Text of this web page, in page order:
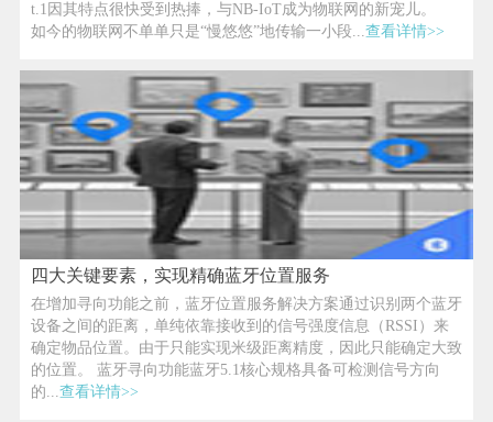
t.1因其特点很快受到热捧，与NB-IoT成为物联网的新宠儿。
如今的物联网不单单只是“慢悠悠”地传输一小段...查看详情>>
四大关键要素，实现精确蓝牙位置服务
在增加寻向功能之前，蓝牙位置服务解决方案通过识别两个蓝牙
设备之间的距离，单纯依靠接收到的信号强度信息（RSSI）来
确定物品位置。由于只能实现米级距离精度，因此只能确定大致
的位置。 蓝牙寻向功能蓝牙5.1核心规格具备可检测信号方向
的...查看详情>>